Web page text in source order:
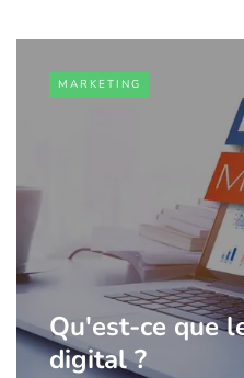
MARKETING
Qu'est-ce que
digital ?